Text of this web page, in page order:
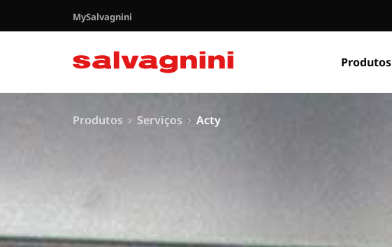
MySalvagnini
Produtos
Produtos Serviços Acty